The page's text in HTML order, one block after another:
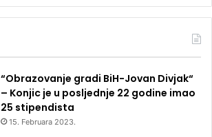
“Obrazovanje gradi BiH-Jovan Divjak“
– Konjic je u posljednje 22 godine imao
25 ​​stipendista
15. Februara 2023.